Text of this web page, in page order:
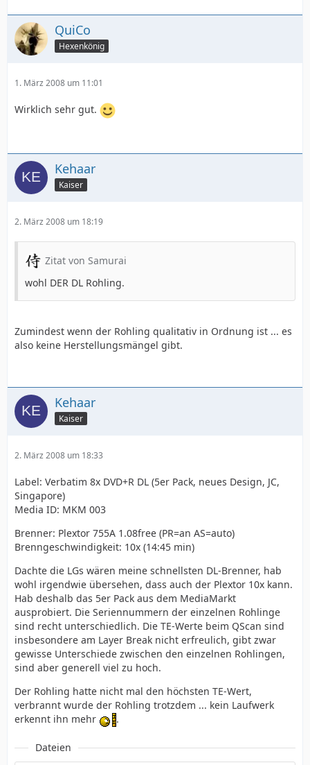
QuiCo
Hexenkönig
1. März 2008 um 11:01
Wirklich sehr gut.
Kehaar
Kaiser
2. März 2008 um 18:19
Zitat von Samurai
wohl DER DL Rohling.
Zumindest wenn der Rohling qualitativ in Ordnung ist ... es
also keine Herstellungsmängel gibt.
Kehaar
Kaiser
2. März 2008 um 18:33
Label: Verbatim 8x DVD+R DL (5er Pack, neues Design, JC,
Singapore)
Media ID: MKM 003
Brenner: Plextor 755A 1.08free (PR=an AS=auto)
Brenngeschwindigkeit: 10x (14:45 min)
Dachte die LGs wären meine schnellsten DL-Brenner, hab
wohl irgendwie übersehen, dass auch der Plextor 10x kann.
Hab deshalb das 5er Pack aus dem MediaMarkt
ausprobiert. Die Seriennummern der einzelnen Rohlinge
sind recht unterschiedlich. Die TE-Werte beim QScan sind
insbesondere am Layer Break nicht erfreulich, gibt zwar
gewisse Unterschiede zwischen den einzelnen Rohlingen,
sind aber generell viel zu hoch.
Der Rohling hatte nicht mal den höchsten TE-Wert,
verbrannt wurde der Rohling trotzdem ... kein Laufwerk
erkennt ihn mehr
.
Dateien